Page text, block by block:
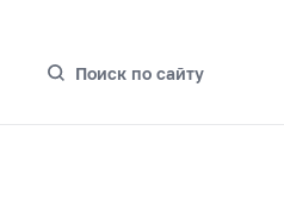
Поиск по сайту